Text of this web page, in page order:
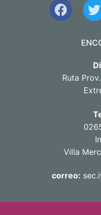
Ruta
Villa
correo: